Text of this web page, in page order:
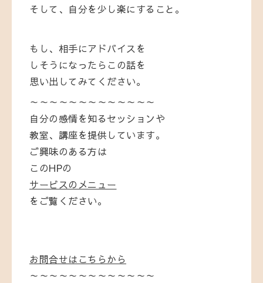
そして、自分を少し楽にすること。
もし、相手にアドバイスを
しそうになったらこの話を
思い出してみてください。
～～～～～～～～～～～～～
自分の感情を知るセッションや
教室、講座を提供しています。
ご興味のある方は
このHPの
サービスのメニュー
をご覧ください。
お問合せはこちらから
～～～～～～～～～～～～～